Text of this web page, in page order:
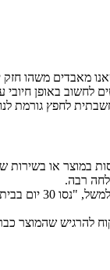
מאבדים משהו חזק
לחשוב באופן
לחפץ גורמת
במוצר או
רבה.
הציעו
להרגיש שהמוצר